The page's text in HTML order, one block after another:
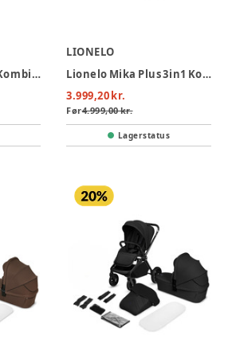
Lionelo Freya 2in1 Kombivogn - Brown Chocolate
LIONELO
Lionelo Mika Plus 3in1 Kombivogn - Black Onyx
3.999,20 kr.
Før4.999,00 kr.
Lagerstatus